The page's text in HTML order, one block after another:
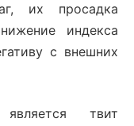
их просадка
индекса
с внешних
твит